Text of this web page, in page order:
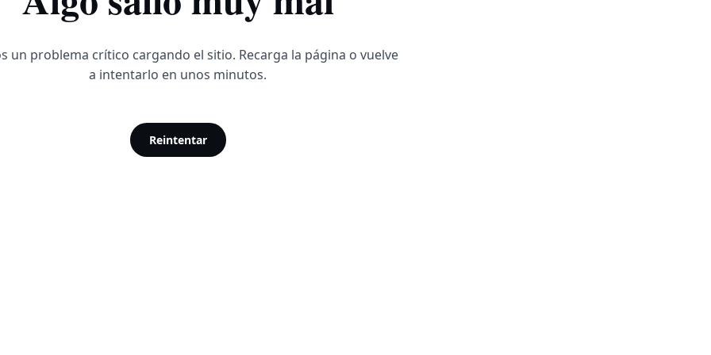
un problema crítico cargando el sitio. Recarga la página o vuelve
a intentarlo en unos minutos.
Reintentar